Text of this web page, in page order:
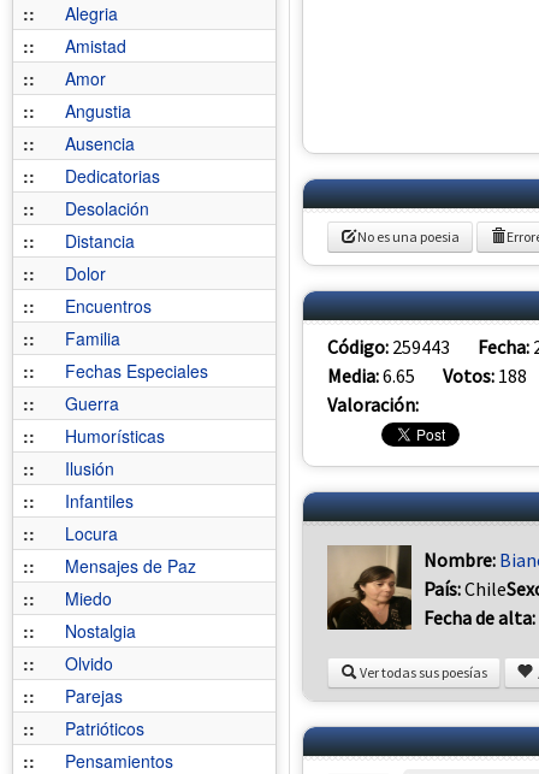
::
Alegria
::
Amistad
::
Amor
::
Angustia
::
Ausencia
::
Dedicatorias
::
Desolación
::
Distancia
::
Dolor
::
Encuentros
::
Familia
::
Fechas Especiales
::
Guerra
::
Humorísticas
::
Ilusión
::
Infantiles
::
Locura
::
Mensajes de Paz
::
Miedo
::
Nostalgia
::
Olvido
::
Parejas
::
Patrióticos
::
Pensamientos
No es una poesia
Código: 259443 Fecha:
Media:6.65 Votos: 188
Valoración:
Nombre:
País:Chile
Fecha de alta:
Ver todas sus poesías